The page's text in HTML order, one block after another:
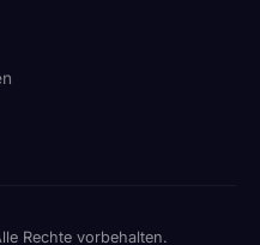
Rechte vorbehalten.